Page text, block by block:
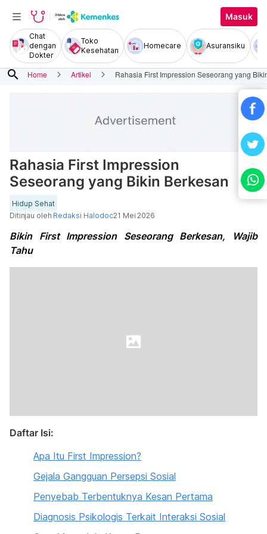
Masuk
Chat
dengan
Dokter
Toko
Kesehatan
Homecare Asuransiku
search Home Artikel Rahasia First Impression Seseorang yang
Rahasia First Impression
Seseorang yang Bikin Berkesan
Hidup Sehat
Ditinjau oleh Redaksi Halodoc21 Mei 2026
Bikin First Impression Seseorang Berkesan, Wajib
Tahu
Daftar Isi:
Apa Itu First Impression?
Gejala Gangguan Persepsi Sosial
Penyebab Terbentuknya Kesan Pertama
Diagnosis Psikologis Terkait Interaksi Sosial